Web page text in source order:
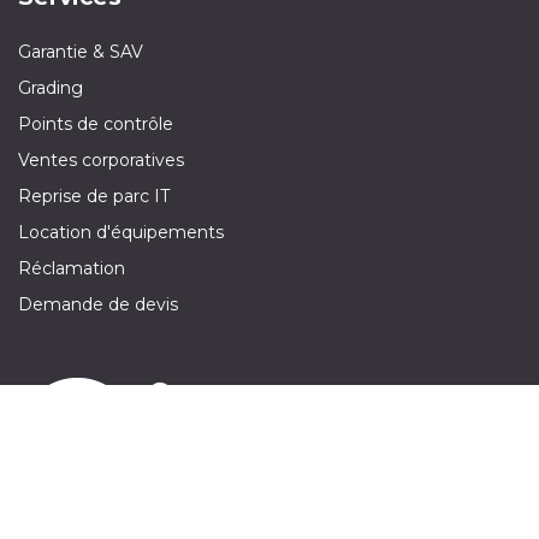
Garantie & SAV
Grading
Points de contrôle
Ventes corporatives
Reprise de parc IT
Location d'équipements
Réclamation
Demande de devis